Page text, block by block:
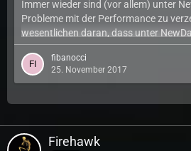
Immer wieder sind (vor allem) unter
Probleme mit der Performance zu
wesentlichen daran, dass unter
das ziemlich viele Ressourcen
Nun ein kleiner Führer, wie man seine
optimieren kann. Und auch eine kleine
Bearbeite die cam_ext.cfg mit einem…
fibanocci
25. November 2017
Firehawk